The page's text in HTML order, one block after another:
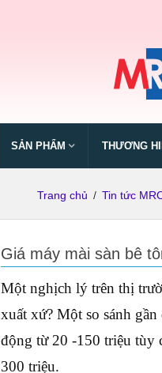
SẢN PHẨM THƯƠNG
Trang chủ / Tin tức
Giá máy mài sàn bê
Một nghịch lý trên thị
xuất xứ? Một so sánh
động từ 20 -150 triệu tùy
300 triệu.